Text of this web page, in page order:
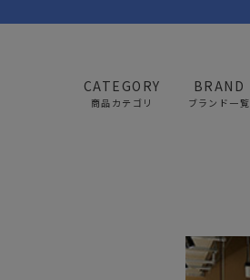
CATEGORY
商品カテゴリ
リュック/バックパック
BRAND
ブランド一覧